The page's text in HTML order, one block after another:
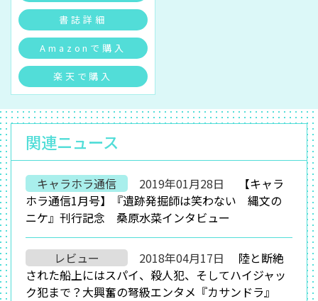
書誌詳細
Amazonで購入
楽天で購入
関連ニュース
キャラホラ通信 2019年01月28日
【キャラ
ホラ通信1月号】『遺跡発掘師は笑わない 縄文の
ニケ』刊行記念 桑原水菜インタビュー
レビュー 2018年04月17日
陸と断絶
された船上にはスパイ、殺人犯、そしてハイジャッ
ク犯まで？大興奮の弩級エンタメ『カサンドラ』